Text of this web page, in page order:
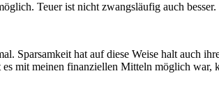
Teuer ist nicht zwangsläufig auch
Sparsamkeit hat auf diese Weise halt auch
mit meinen finanziellen Mitteln möglich